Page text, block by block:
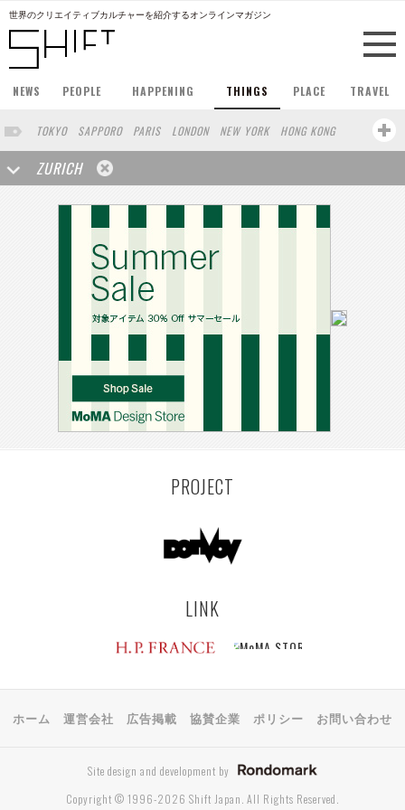
世界のクリエイティブカルチャーを紹介するオンラインマガジン
NEWS PEOPLE HAPPENING THINGS PLACE TRAVEL
TOKYO SAPPORO PARIS LONDON NEW YORK
HONG KONG
BERLIN
BARCELONA SINGAPORE
STOCKHOLM
SAN FRANCISCO
LOS ANGELES
SHANGHAI WIEN HAMBURG MADRID
BEIJING
TAIPEI
VANCOUVER HELSINKI VILNIUS
SENDAI
MELBOURNE
FRANKFURT LISBON CHICAGO
CAPE TOWN
RIO DE JANEIRO
ZURICH
PROJECT
LINK
ホーム 運営会社 広告掲載 協賛企業 ポリシー お問い合わせ
Site design and development by
Copyright © 1996-2026 Shift Japan. All Rights Reserved.